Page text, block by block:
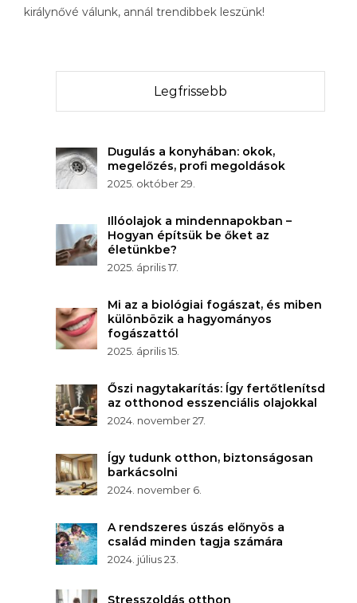
királynővé válunk, annál trendibbek leszünk!
Legfrissebb
Dugulás a konyhában: okok,
megelőzés, profi megoldások
2025. október 29.
Illóolajok a mindennapokban –
Hogyan építsük be őket az
életünkbe?
2025. április 17.
Mi az a biológiai fogászat, és miben
különbözik a hagyományos
fogászattól
2025. április 15.
Őszi nagytakarítás: Így fertőtlenítsd
az otthonod esszenciális olajokkal
2024. november 27.
Így tudunk otthon, biztonságosan
barkácsolni
2024. november 6.
A rendszeres úszás előnyös a
család minden tagja számára
2024. július 23.
Stresszoldás otthon